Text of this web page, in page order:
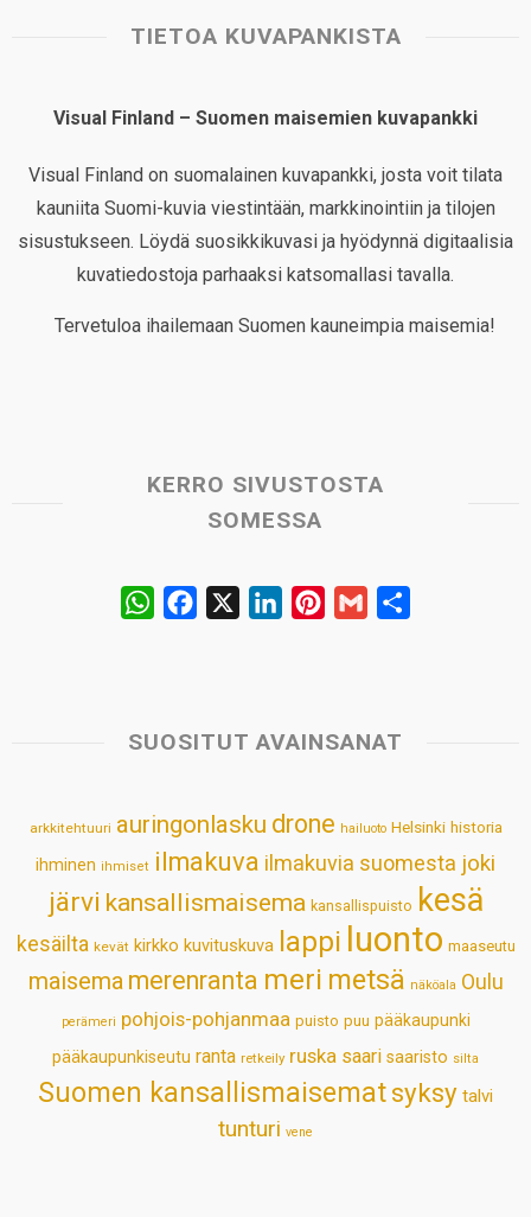
TIETOA KUVAPANKISTA
Visual Finland – Suomen maisemien kuvapankki
Visual Finland on suomalainen kuvapankki, josta voit tilata
kauniita Suomi-kuvia viestintään, markkinointiin ja tilojen
sisustukseen. Löydä suosikkikuvasi ja hyödynnä digitaalisia
kuvatiedostoja parhaaksi katsomallasi tavalla.
Tervetuloa ihailemaan Suomen kauneimpia maisemia!
KERRO SIVUSTOSTA
SOMESSA
W
s
p
b
k
e
n
e
s
t
l
SUOSITUT AVAINSANAT
arkkitehtuuri auringonlasku drone hailuoto Helsinki historia
ihminen ihmiset ilmakuva ilmakuvia suomesta joki
järvi kansallismaisema kansallispuisto kesä
kesäilta kevät kirkko kuvituskuva lappi luonto maaseutu
maisema merenranta meri metsä näköala Oulu
perämeri pohjois-pohjanmaa puisto puu pääkaupunki
pääkaupunkiseutu ranta retkeily ruska saari saaristo silta
Suomen kansallismaisematsyksy talvi
tunturi vene